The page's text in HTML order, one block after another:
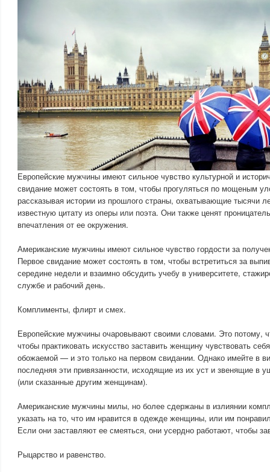
Европейские мужчины имеют сильное чувство культурной и
свидание может состоять в том, чтобы прогуляться по мощеным
рассказывая истории из прошлого страны, охватывающие тысячи
известную цитату из оперы или поэта. Они также ценят
впечатления от ее окружения.
Американские мужчины имеют сильное чувство гордости за
Первое свидание может состоять в том, чтобы встретиться за
середине недели и взаимно обсудить учебу в университете,
службе и рабочий день.
Комплименты, флирт и смех.
Европейские мужчины очаровывают своими словами. Это потому,
чтобы практиковать искусство заставить женщину чувствовать
обожаемой — и это только на первом свидании. Однако имейте в
последняя эти привязанности, исходящие из их уст и звенящие в
(или сказанные другим женщинам).
Американские мужчины милы, но более сдержаны в излиянии
указать на то, что им нравится в одежде женщины, или им
Если они заставляют ее смеяться, они усердно работают, чтобы
Рыцарство и равенство.